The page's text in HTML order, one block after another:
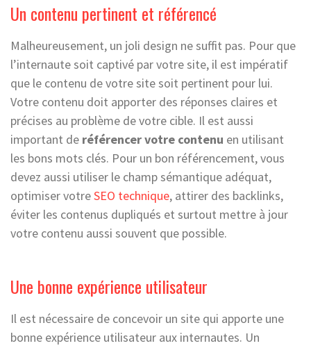
Un contenu pertinent et référencé
Malheureusement, un joli design ne suffit pas. Pour que
l’internaute soit captivé par votre site, il est impératif
que le contenu de votre site soit pertinent pour lui.
Votre contenu doit apporter des réponses claires et
précises au problème de votre cible. Il est aussi
important de référencer votre contenu en utilisant
les bons mots clés. Pour un bon référencement, vous
devez aussi utiliser le champ sémantique adéquat,
optimiser votreSEO technique, attirer des backlinks,
éviter les contenus dupliqués et surtout mettre à jour
votre contenu aussi souvent que possible.
Une bonne expérience utilisateur
Il est nécessaire de concevoir un site qui apporte une
bonne expérience utilisateur aux internautes. Un